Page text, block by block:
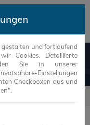
gestalten und fortlaufend
Cookies. Detaillierte
Sie in unserer
Einstellungen
Checkboxen aus und